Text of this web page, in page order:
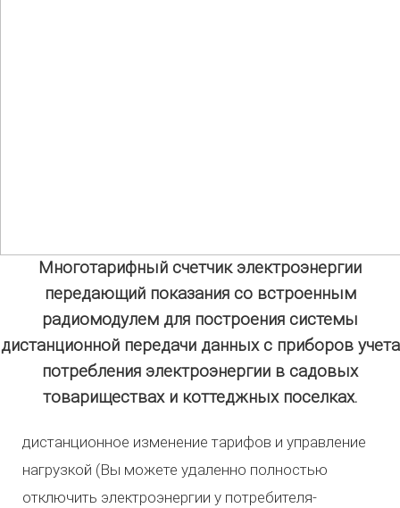
Многотарифный счетчик электроэнергии
передающий показания со встроенным
радиомодулем для построения системы
дистанционной передачи данных с приборов учета
потребления электроэнергии в садовых
товариществах и коттеджных поселках.
дистанционное изменение тарифов и управление
нагрузкой (Вы можете удаленно полностью
отключить электроэнергии у потребителя-